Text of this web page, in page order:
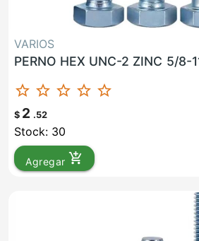
VARIOS
PERNO HEX
star_border star_border star_border star_border star_border
$ 2 .52
Stock: 30
Agregar add_shopping_cart